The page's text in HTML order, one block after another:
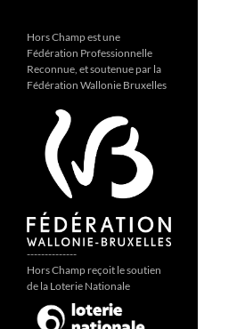
Hors Champ est une
Fédération Professionnelle
Reconnue, et soutenue par la
Fédération Wallonie Bruxelles
--------------
Hors Champ reçoit le soutien
de la Loterie Nationale